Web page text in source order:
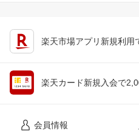
楽天市場アプリ新規利用
楽天カード新規入会で
会員情報